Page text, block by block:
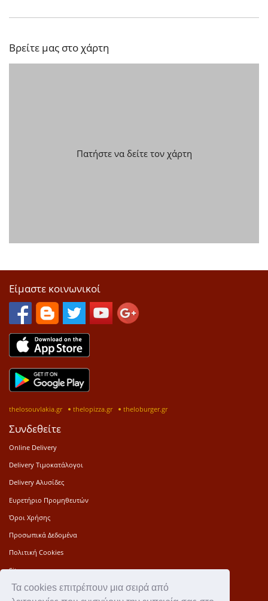
Τα cookies επιτρέπουν μια σειρά από
Βρείτε μας στο χάρτη
Πατήστε να δείτε τον χάρτη
Είμαστε κοινωνικοί
thelosouvlakia.gr thelopizza.gr theloburger.gr
Συνδεθείτε
Online Delivery
Delivery Τιμοκατάλογοι
Delivery Αλυσίδες
Ευρετήριο Προμηθευτών
Όροι Χρήσης
Προσωπικά Δεδομένα
Πολιτική Cookies
Sitemap
Press Kit